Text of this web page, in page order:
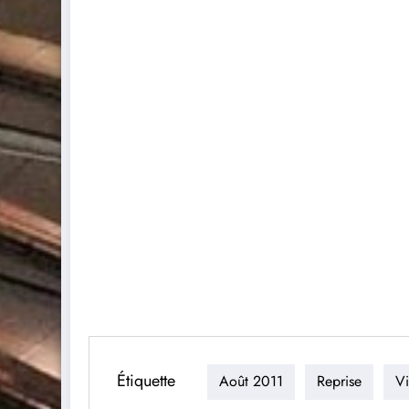
Étiquette Août 2011 Reprise